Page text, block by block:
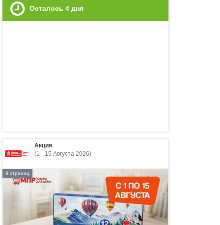
Осталось 4 дня
Акция
(1 - 15 Августа 2026)
8 страниц